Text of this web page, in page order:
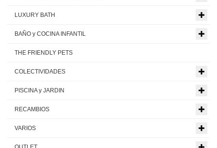
LUXURY BATH
BAÑO y COCINA INFANTIL
THE FRIENDLY PETS
COLECTIVIDADES
PISCINA y JARDIN
RECAMBIOS
VARIOS